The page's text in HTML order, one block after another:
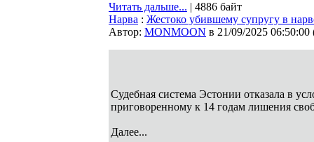
Читать дальше... | 4886 байт
Нарва : Жестоко убившему супругу в
Автор: MONMOON в 21/09/2025 06:50:00
Судебная система Эстонии отказала в
приговоренному к 14 годам лишения
Далее...